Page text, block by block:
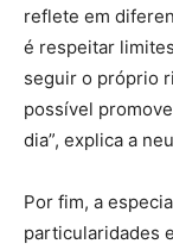
reflete em
é respeitar
seguir o próprio
possível
dia”, explica a
Por fim, a
particularidades